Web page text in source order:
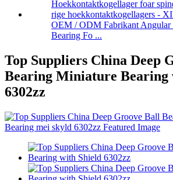
OEM / ODM Fabrikant Angular
Bearing Fo ...
Top Suppliers China Deep
Bearing Miniature Bearing
6302zz